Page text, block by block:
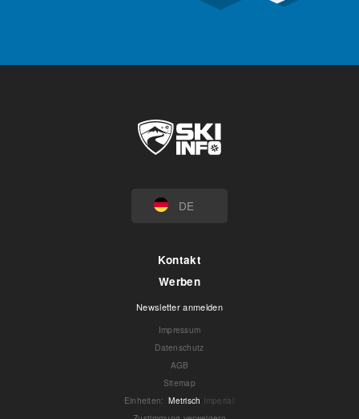
DE
Kontakt
Werben
Newsletter anmelden
Impressum
Datenschutz
AGB
Sitemap
Einheiten: Metrisch Imperial